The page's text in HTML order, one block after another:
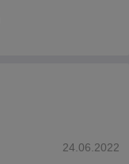
24.06.2022